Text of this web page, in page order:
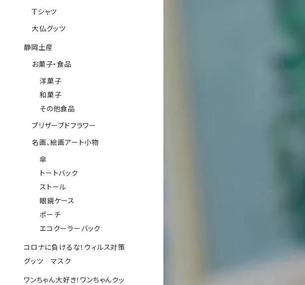
Tシャツ
大仏グッツ
静岡土産
お菓子・食品
洋菓子
和菓子
その他食品
プリザーブドフラワー
名画、絵画アート小物
傘
トートバック
ストール
眼鏡ケース
ポーチ
エコクーラーバック
コロナに負けるな！ウィルス対策
グッツ マスク
ワンちゃん大好き！ワンちゃんクッ